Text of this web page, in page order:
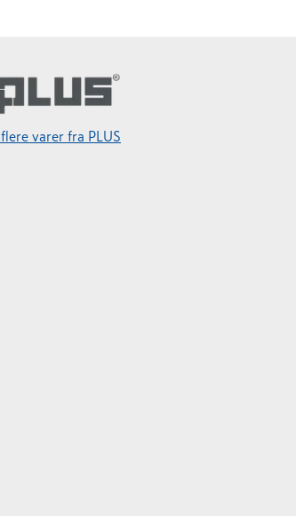
flere varer fra PLUS